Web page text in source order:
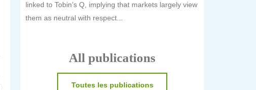
linked to Tobin’s Q, implying that markets largely view
them as neutral with respect...
All publications
Toutes les publications